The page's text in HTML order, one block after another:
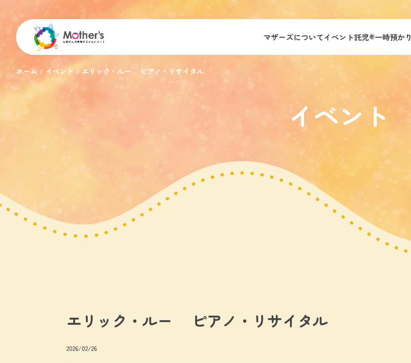
マザーズについてイベント託児®︎一時預かり
ホーム イベント エリック・ルー ピアノ・リサイタル
イベント
エリック・ルー ピアノ・リサイタル
2026/02/26